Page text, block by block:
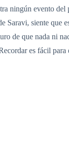
ningún evento
Saravi, siente
de que nada ni
es fácil